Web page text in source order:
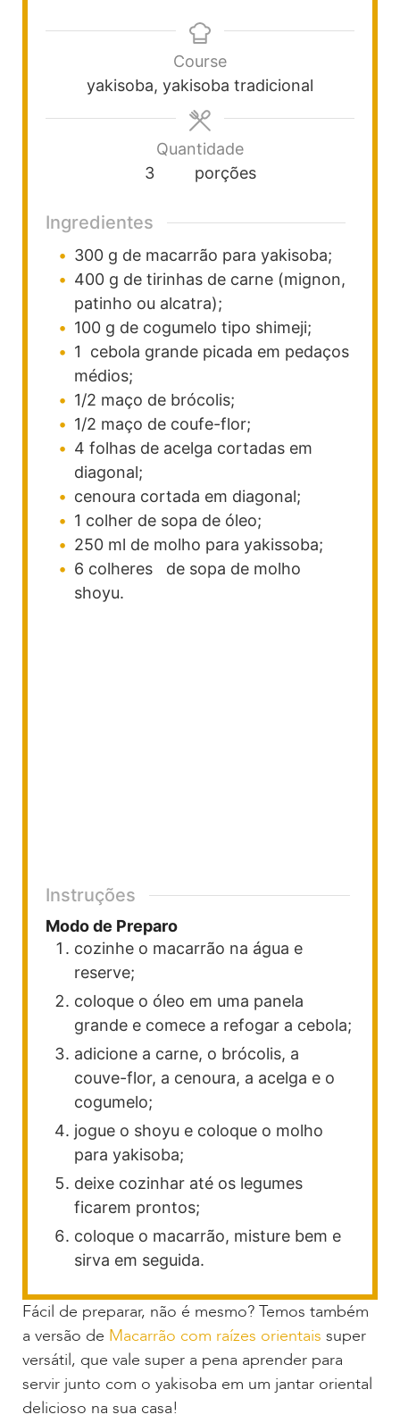
Course
yakisoba, yakisoba tradicional
Quantidade
3
porções
Ingredientes
300 g de macarrão para yakisoba;
400 g de tirinhas de carne (mignon,
patinho ou alcatra);
100 g de cogumelo tipo shimeji;
1
cebola grande picada em pedaços
médios;
1/2 maço de brócolis;
1/2 maço de coufe-flor;
4 folhas de acelga cortadas em
diagonal;
cenoura cortada em diagonal;
1 colher de sopa de óleo;
250 ml de molho para yakissoba;
6 colheres
de sopa de molho
shoyu.
Instruções
Modo de Preparo
cozinhe o macarrão na água e
reserve;
coloque o óleo em uma panela
grande e comece a refogar a cebola;
adicione a carne, o brócolis, a
couve-flor, a cenoura, a acelga e o
cogumelo;
jogue o shoyu e coloque o molho
para yakisoba;
deixe cozinhar até os legumes
ficarem prontos;
coloque o macarrão, misture bem e
sirva em seguida.
Fácil de preparar, não é mesmo? Temos também
a versão de Macarrão com raízes orientais super
versátil, que vale super a pena aprender para
servir junto com o yakisoba em um jantar oriental
delicioso na sua casa!